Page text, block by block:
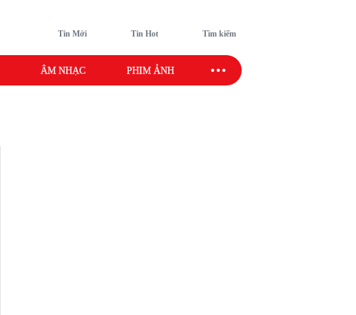
Tin Mới Tin Hot Tìm kiếm
ÂM NHẠC PHIM ẢNH SAO SPORT